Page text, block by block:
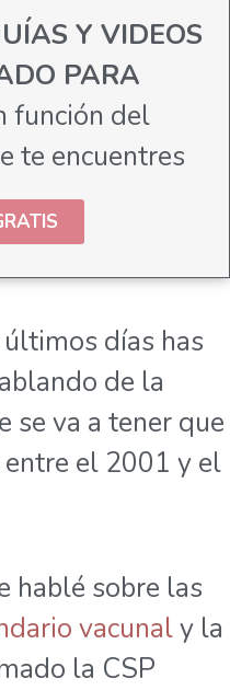
Y VIDEOS
PARA
función del
te encuentres
días has
de la
se va a tener que
el 2001 y el
hablé sobre las
vacunaly la
la CSP